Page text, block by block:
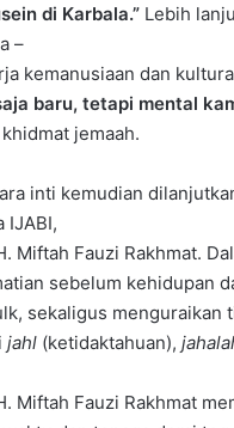
di Karbala.” Lebih
–
kemanusiaan dan
baru, tetapi mental
jemaah.
inti kemudian
IJABI,
Miftah Fauzi Rakhmat.
sebelum kehidupan
sekaligus menguraikan
jahl (ketidaktahuan),
Miftah Fauzi Rakhmat